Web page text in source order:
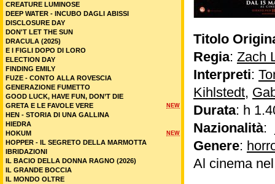
Titolo
Regia: Zach
Interpreti:
Kihlstedt,
Durata: h
Nazionalità:
Genere:
Al cinema
CREATURE LUMINOSE
DEEP WATER - INCUBO DAGLI ABISSI
DISCLOSURE DAY
DON'T LET THE SUN
DRACULA (2025)
E I FIGLI DOPO DI LORO
ELECTION DAY
FINDING EMILY
FUZE - CONTO ALLA ROVESCIA
GENERAZIONE FUMETTO
GOOD LUCK, HAVE FUN, DON’T DIE
NEW
GRETA E LE FAVOLE VERE
HEN - STORIA DI UNA GALLINA
HIEDRA
NEW
HOKUM
HOPPER - IL SEGRETO DELLA MARMOTTA
IBRIDAZIONI
IL BACIO DELLA DONNA RAGNO (2026)
IL GRANDE BOCCIA
IL MONDO OLTRE